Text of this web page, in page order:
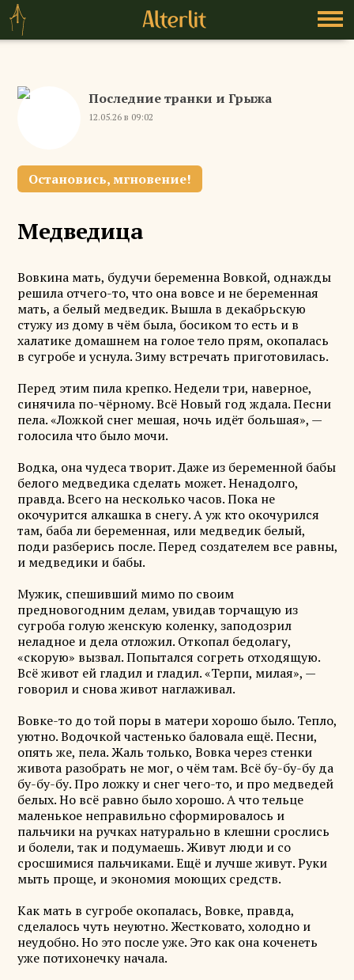
Последние транки и Грыжа
12.05.26 в 09:02
Остановись, мгновение!
Медведица
Вовкина мать, будучи беременна Вовкой, однажды
решила отчего-то, что она вовсе и не беременная
мать, а белый медведик. Вышла в декабрьскую
стужу из дому в чём была, босиком то есть и в
халатике домашнем на голое тело прям, окопалась
в сугробе и уснула. Зиму встречать приготовилась.
Перед этим пила крепко. Недели три, наверное,
синячила по-чёрному. Всё Новый год ждала. Песни
пела. «Ложкой снег мешая, ночь идёт большая», —
голосила что было мочи.
Водка, она чудеса творит. Даже из беременной бабы
белого медведика сделать может. Ненадолго,
правда. Всего на несколько часов. Пока не
окочурится алкашка в снегу. А уж кто окочурился
там, баба ли беременная, или медведик белый,
поди разберись после. Перед создателем все равны,
и медведики и бабы.
Мужик, спешивший мимо по своим
предновогодним делам, увидав торчащую из
сугроба голую женскую коленку, заподозрил
неладное и дела отложил. Откопал бедолагу,
«скорую» вызвал. Попытался согреть отходящую.
Всё живот ей гладил и гладил. «Терпи, милая», —
говорил и снова живот наглаживал.
Вовке-то до той поры в матери хорошо было. Тепло,
уютно. Водочкой частенько баловала ещё. Песни,
опять же, пела. Жаль только, Вовка через стенки
живота разобрать не мог, о чём там. Всё бу-бу-бу да
бу-бу-бу. Про ложку и снег чего-то, и про медведей
белых. Но всё равно было хорошо. А что тельце
маленькое неправильно сформировалось и
пальчики на ручках натурально в клешни срослись
и болели, так и подумаешь. Живут люди и со
сросшимися пальчиками. Ещё и лучше живут. Руки
мыть проще, и экономия моющих средств.
Как мать в сугробе окопалась, Вовке, правда,
сделалось чуть неуютно. Жестковато, холодно и
неудобно. Но это после уже. Это как она коченеть
уже потихонечку начала.